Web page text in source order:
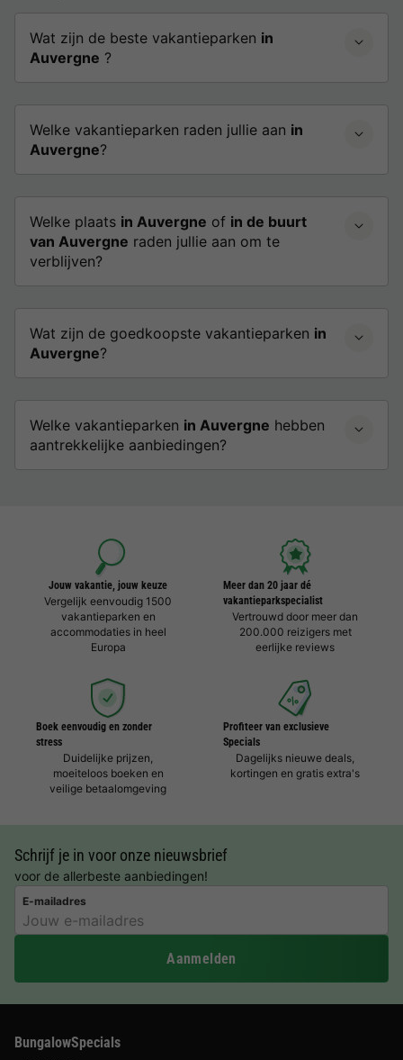
Wat zijn de beste vakantieparken in
Auvergne ?
Welke vakantieparken raden jullie aan in
Auvergne?
Welke plaats in Auvergne of in de buurt
van Auvergne raden jullie aan om te
verblijven?
Wat zijn de goedkoopste vakantieparken in
Auvergne?
Welke vakantieparken in Auvergne hebben
aantrekkelijke aanbiedingen?
Jouw vakantie, jouw keuze
Vergelijk eenvoudig 1500
vakantieparken en
accommodaties in heel
Europa
Meer dan 20 jaar dé
vakantieparkspecialist
Vertrouwd door meer dan
200.000 reizigers met
eerlijke reviews
Boek eenvoudig en zonder
stress
Duidelijke prijzen,
moeiteloos boeken en
veilige betaalomgeving
Profiteer van exclusieve
Specials
Dagelijks nieuwe deals,
kortingen en gratis extra's
Schrijf je in voor onze nieuwsbrief
voor de allerbeste aanbiedingen!
E-mailadres
Aanmelden
BungalowSpecials